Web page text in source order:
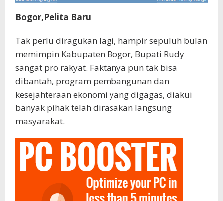
Bogor,Pelita Baru
Tak perlu diragukan lagi, hampir sepuluh bulan
memimpin Kabupaten Bogor, Bupati Rudy
sangat pro rakyat. Faktanya pun tak bisa
dibantah, program pembangunan dan
kesejahteraan ekonomi yang digagas, diakui
banyak pihak telah dirasakan langsung
masyarakat.